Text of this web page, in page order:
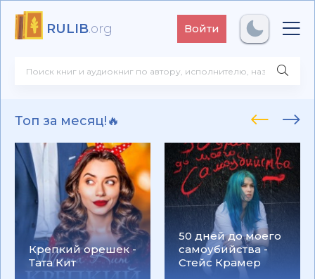
RULIB.org Войти
Топ за месяц!🔥
Крепкий орешек -
Тата Кит
50 дней до моего
самоубийства -
Стейс Крамер